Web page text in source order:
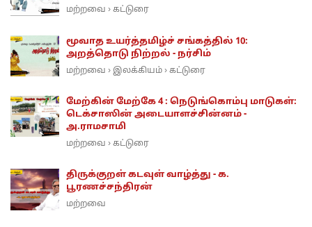
மற்றவை › கட்டுரை
மூவாத உயர்த்தமிழ்ச் சங்கத்தில் 10:
அறத்தொடு நிற்றல் - நர்சிம்
மற்றவை › இலக்கியம் › கட்டுரை
மேற்கின் மேற்கே 4 : நெடுங்கொம்பு மாடுகள்:
டெக்சாஸின் அடையாளச்சின்னம் -
அ.ராமசாமி
மற்றவை › கட்டுரை
திருக்குறள் கடவுள் வாழ்த்து - க.
பூரணச்சந்திரன்
மற்றவை